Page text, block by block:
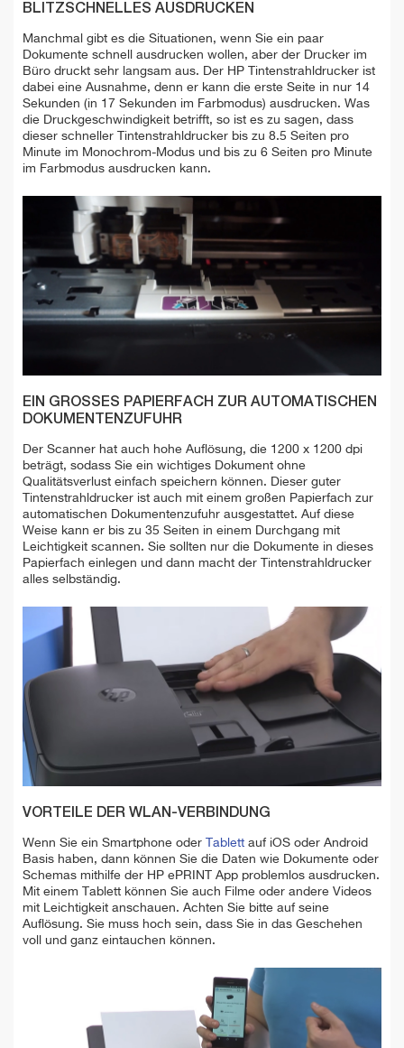
BLITZSCHNELLES AUSDRUCKEN
Manchmal gibt es die Situationen, wenn Sie ein paar
Dokumente schnell ausdrucken wollen, aber der Drucker im
Büro druckt sehr langsam aus. Der HP Tintenstrahldrucker ist
dabei eine Ausnahme, denn er kann die erste Seite in nur 14
Sekunden (in 17 Sekunden im Farbmodus) ausdrucken. Was
die Druckgeschwindigkeit betrifft, so ist es zu sagen, dass
dieser schneller Tintenstrahldrucker bis zu 8.5 Seiten pro
Minute im Monochrom-Modus und bis zu 6 Seiten pro Minute
im Farbmodus ausdrucken kann.
EIN GROSSES PAPIERFACH ZUR AUTOMATISCHEN D
OKUMENTENZUFUHR
Der Scanner hat auch hohe Auflösung, die 1200 x 1200 dpi
beträgt, sodass Sie ein wichtiges Dokument ohne
Qualitätsverlust einfach speichern können. Dieser guter
Tintenstrahldrucker ist auch mit einem großen Papierfach zur
automatischen Dokumentenzufuhr ausgestattet. Auf diese
Weise kann er bis zu 35 Seiten in einem Durchgang mit
Leichtigkeit scannen. Sie sollten nur die Dokumente in dieses
Papierfach einlegen und dann macht der Tintenstrahldrucker
alles selbständig.
VORTEILE DER WLAN-VERBINDUNG
Wenn Sie ein Smartphone oder Tablett auf iOS oder Android
Basis haben, dann können Sie die Daten wie Dokumente oder
Schemas mithilfe der HP ePRINT App problemlos ausdrucken.
Mit einem Tablett können Sie auch Filme oder andere Videos
mit Leichtigkeit anschauen. Achten Sie bitte auf seine
Auflösung. Sie muss hoch sein, dass Sie in das Geschehen
voll und ganz eintauchen können.